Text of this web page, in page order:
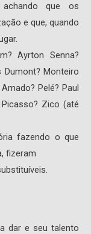
que os
e que, quando
Ayrton Senna?
Dumont? Monteiro
Pelé? Paul
Zico (até
fazendo o que
fizeram
dar e seu talento